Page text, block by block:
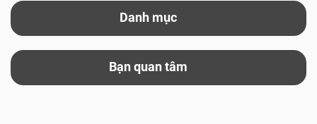
Danh mục
Bạn quan tâm